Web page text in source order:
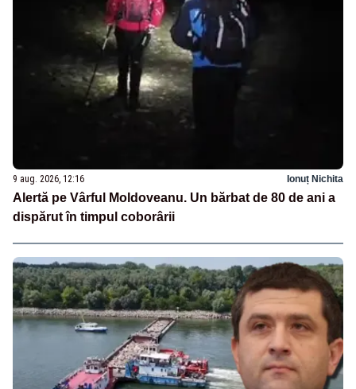
9 aug. 2026, 12:16 Ionuț Nichita
Alertă pe Vârful Moldoveanu. Un bărbat de 80 de ani a
dispărut în timpul coborârii